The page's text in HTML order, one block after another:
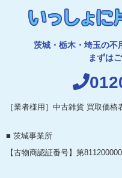
茨城・栃木・埼玉の不
まずは
［業者様用］中古雑貨 買取価格
■ 茨城事業所
【古物商認証番号】第